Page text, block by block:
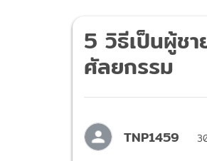
5 วิธีเป็นผู้ช
ศัลยกรรม
TNP1459